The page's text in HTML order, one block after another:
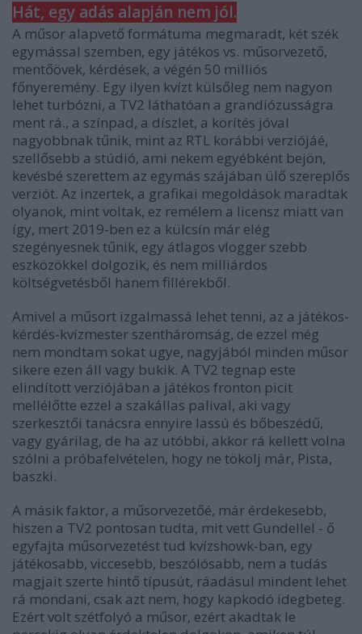
Hát, egy adás alapján nem jól.
A műsor alapvető formátuma megmaradt, két szék
egymással szemben, egy játékos vs. műsorvezető,
mentőövek, kérdések, a végén 50 milliós
főnyeremény. Egy ilyen kvízt külsőleg nem nagyon
lehet turbózni, a TV2 láthatóan a grandiózusságra
ment rá., a színpad, a díszlet, a körítés jóval
nagyobbnak tűnik, mint az RTL korábbi verziójáé,
szellősebb a stúdió, ami nekem egyébként bejön,
kevésbé szerettem az egymás szájában ülő szereplős
verziót. Az inzertek, a grafikai megoldások maradtak
olyanok, mint voltak, ez remélem a licensz miatt van
így, mert 2019-ben ez a külcsín már elég
szegényesnek tűnik, egy átlagos vlogger szebb
eszközökkel dolgozik, és nem milliárdos
költségvetésből hanem fillérekből.
Amivel a műsort izgalmassá lehet tenni, az a játékos-
kérdés-kvízmester szentháromság, de ezzel még
nem mondtam sokat ugye, nagyjából minden műsor
sikere ezen áll vagy bukik. A TV2 tegnap este
elindított verziójában a játékos fronton picit
mellélőtte ezzel a szakállas palival, aki vagy
szerkesztői tanácsra ennyire lassú és bőbeszédű,
vagy gyárilag, de ha az utóbbi, akkor rá kellett volna
szólni a próbafelvételen, hogy ne tökölj már, Pista,
baszki.
A másik faktor, a műsorvezetőé, már érdekesebb,
hiszen a TV2 pontosan tudta, mit vett Gundellel - ő
egyfajta műsorvezetést tud kvízshowk-ban, egy
játékosabb, viccesebb, beszólósabb, nem a tudás
magjait szerte hintő típusút, ráadásul mindent lehet
rá mondani, csak azt nem, hogy kapkodó idegbeteg.
Ezért volt szétfolyó a műsor, ezért akadtak le